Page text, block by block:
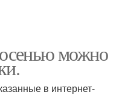
можно
в интернет-